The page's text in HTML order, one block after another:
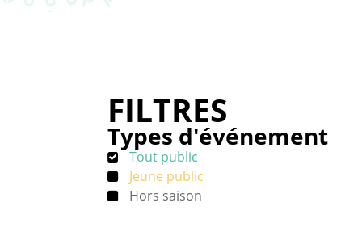
FILTRES
Types d'événement
Tout public
Jeune public
Hors saison